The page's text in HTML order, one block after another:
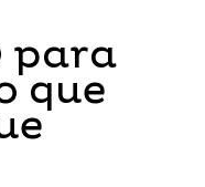
para
que